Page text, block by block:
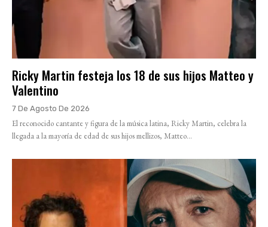
Ricky Martin festeja los 18 de sus hijos Matteo y
Valentino
7 De Agosto De 2026
El reconocido cantante y figura de la música latina, Ricky Martin, celebra la
llegada a la mayoría de edad de sus hijos mellizos, Matteo...